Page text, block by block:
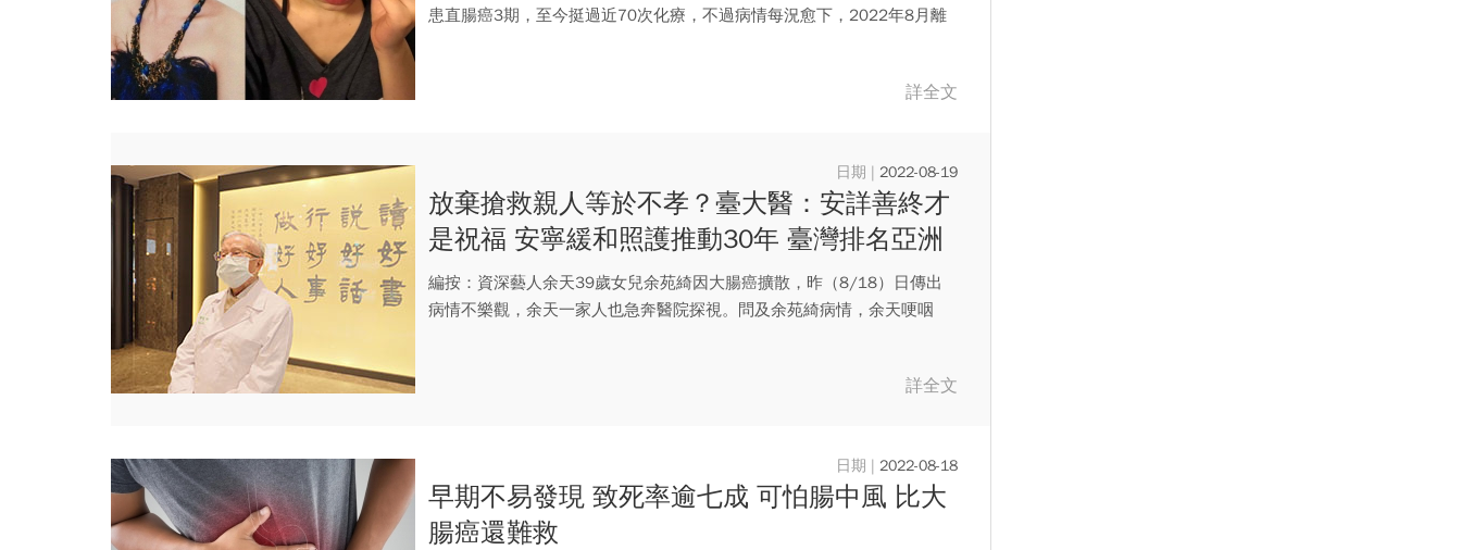
患直腸癌3期，至今挺過近70次化療，不過病情每況愈下，2022年8月離
詳全文
2022-08-19
放棄搶救親人等於不孝？臺大醫：安詳善終才
是祝福 安寧緩和照護推動30年 臺灣排名亞洲
之冠 !
編按：資深藝人余天39歲女兒余苑綺因大腸癌擴散，昨（8/18）日傳出
病情不樂觀，余天一家人也急奔醫院探視。問及余苑綺病情，余天哽咽
詳全文
2022-08-18
早期不易發現 致死率逾七成 可怕腸中風 比大
腸癌還難救